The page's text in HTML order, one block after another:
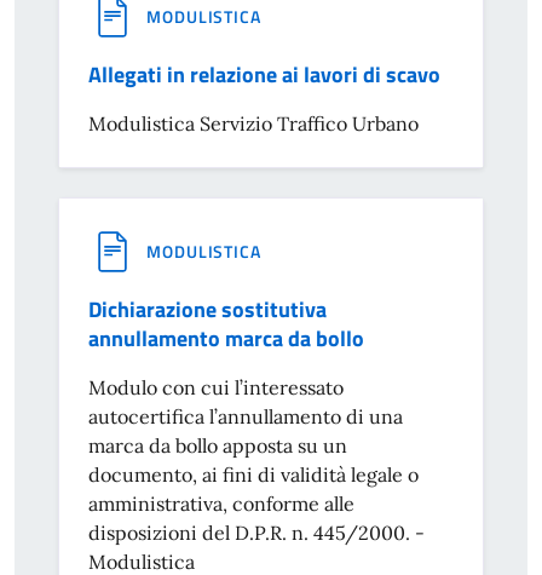
MODULISTICA
Allegati in relazione ai lavori di scavo
Modulistica Servizio Traffico Urbano
MODULISTICA
Dichiarazione sostitutiva
annullamento marca da bollo
Modulo con cui l’interessato
autocertifica l’annullamento di una
marca da bollo apposta su un
documento, ai fini di validità legale o
amministrativa, conforme alle
disposizioni del D.P.R. n. 445/2000. -
Modulistica